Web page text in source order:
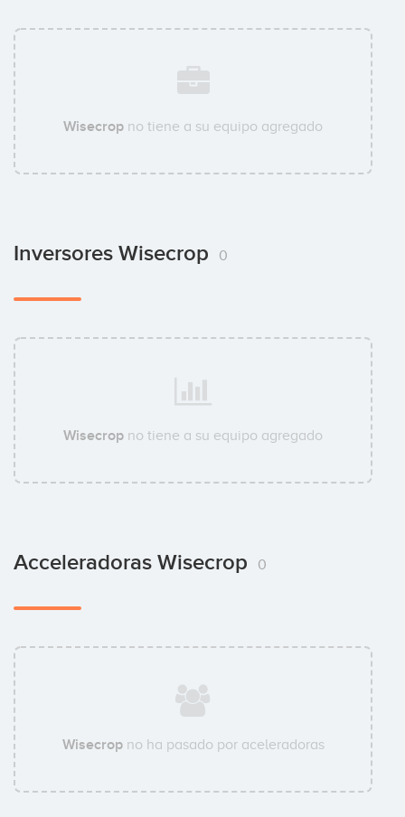
Wisecrop no tiene a su equipo agregado
Inversores Wisecrop 0
Wisecrop no tiene a su equipo agregado
Acceleradoras Wisecrop 0
Wisecropno ha pasado por aceleradoras